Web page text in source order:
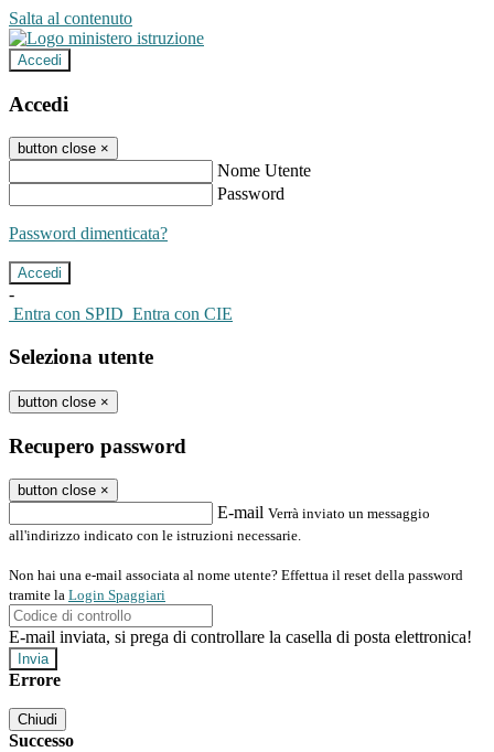
Salta al contenuto
Accedi
Accedi
button close ×
Nome Utente
Password
Password dimenticata?
-
Entra con SPID Entra con CIE
Seleziona utente
button close ×
Recupero password
button close ×
E-mail Verrà inviato un messaggio
all'indirizzo indicato con le istruzioni necessarie.
Non hai una e-mail associata al nome utente? Effettua il reset della password
tramite la Login Spaggiari
E-mail inviata, si prega di controllare la casella di posta elettronica!
Errore
Chiudi
Successo